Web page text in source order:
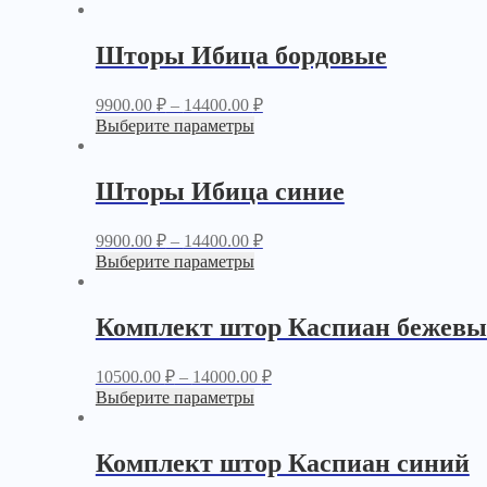
Шторы Ибица бордовые
9900.00 ₽– 14400.00 ₽
Выберите параметры
Шторы Ибица синие
9900.00 ₽– 14400.00 ₽
Выберите параметры
Комплект штор Каспиан
10500.00 ₽– 14000.00 ₽
Выберите параметры
Комплект штор Каспиан синий